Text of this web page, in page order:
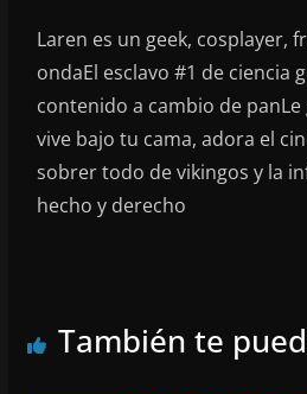
Laren es un geek, cosplayer,
ondaEl esclavo #1 de ciencia
contenido a cambio de panLe
vive bajo tu cama, adora el
sobrer todo de vikingos y la
hecho y derecho
También te